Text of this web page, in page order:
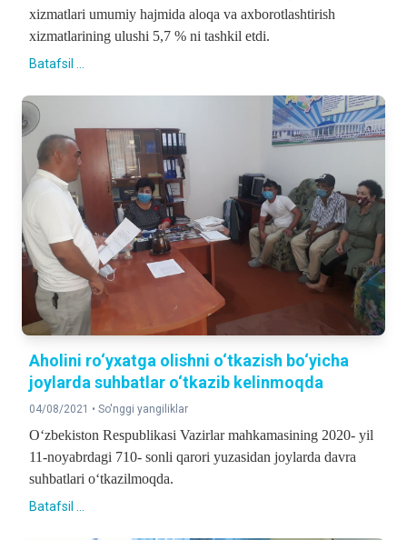
xizmatlari umumiy hajmida aloqa va axborotlashtirish
xizmatlarining ulushi 5,7 % ni tashkil etdi.
Batafsil ...
Aholini ro‘yxatga olishni o‘tkazish bo‘yicha
joylarda suhbatlar o‘tkazib kelinmoqda
04/08/2021 • So'nggi yangiliklar
O‘zbekiston Respublikasi Vazirlar mahkamasining 2020- yil
11-noyabrdagi 710- sonli qarori yuzasidan joylarda davra
suhbatlari o‘tkazilmoqda.
Batafsil ...